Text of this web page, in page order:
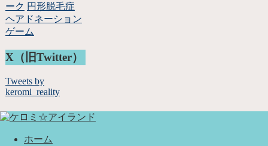
ーク 円形脱毛症
ヘアドネーション
ゲーム
X（旧Twitter）
Tweets by
keromi_reality
ホーム